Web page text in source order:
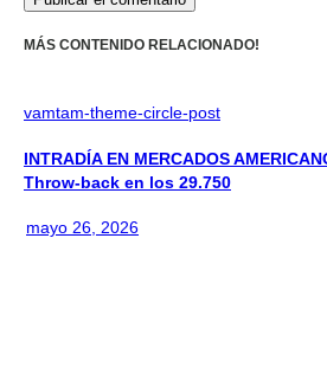
MÁS CONTENIDO RELACIONADO!
vamtam-theme-circle-post
INTRADÍA EN MERCADOS
Throw-back en los 29.750
mayo 26, 2026